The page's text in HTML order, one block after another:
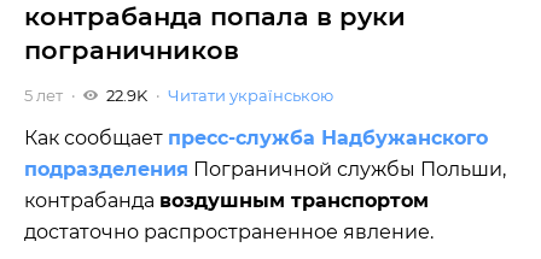
контрабанда попала в руки
пограничников
5 лет 22.9K Читати українською
Как сообщает пресс-служба Надбужанского
подразделения Пограничной службы Польши,
контрабанда воздушным транспортом
достаточно распространенное явление.